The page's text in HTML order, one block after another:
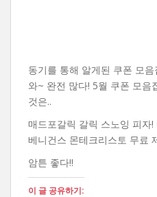
동기를 통해 알게된 쿠폰 모음
와~ 완전 많다! 5월 쿠폰 모음
것은..
매드포갈릭 갈릭 스노잉 피자!
베니건스 몬테크리스토 무료
암튼 좋다!!
이 글 공유하기: